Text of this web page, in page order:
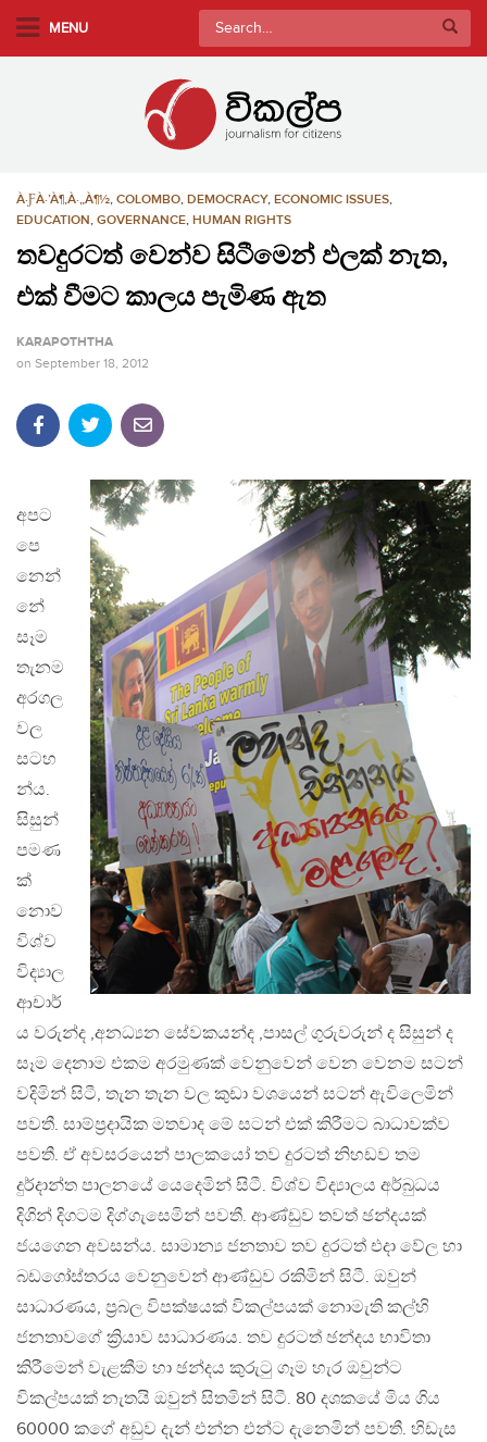
MENU
Search
for:
À·ƑÀ·’À¶‚À·„À¶½, COLOMBO, DEMOCRACY, ECONOMIC ISSUES,
EDUCATION, GOVERNANCE, HUMAN RIGHTS
තවදුරටත් වෙන්ව සිටීමෙන් ඵලක් නැත,
එක් වීමට කාලය පැමිණ ඇත
KARAPOTHTHA
on September 18, 2012
අපට
පෙ
නෙන්
නේ
සෑම
තැනම
අරගල
වල
සටහ
න්ය.
සිසුන්
පමණ
ක්
නොව
විශ්ව
විද්‍යාල
ආචාර්
ය වරුන්ද ,අනධ්‍යන සේවකයන්ද ,පාසල් ගුරුවරුන් ද සිසුන් ද
සෑම දෙනාම එකම අරමුණක් වෙනුවෙන් වෙන වෙනම සටන්
වදිමින් සිටී, තැන තැන වල කුඩා වශයෙන් සටන් ඇවිලෙමින්
පවතී. සාම්ප්‍රදායික මතවාද මේ සටන් එක් කිරීමට බාධාවක්ව
පවතී. ඒ අවසරයෙන් පාලකයෝ තව දුරටත් නිහඩව තම
දුර්දාන්ත පාලනයේ යෙදෙමින් සිටී. විශ්ව විද්‍යාලය අර්බුධය
දිගින් දිගටම දිග්ගැසෙමින් පවතී. ආණ්ඩුව තවත් ඡන්දයක්
ජයගෙන අවසන්ය. සාමාන්‍ය ජනතාව තව දුරටත් එදා වේල හා
බඩගෝස්තරය වෙනුවෙන් ආණ්ඩුව රකිමින් සිටී. ඔවුන්
සාධාරණය, ප්‍රබල විපක්ෂයක් විකල්පයක් නොමැති කල්හි
ජනතාවගේ ක්‍රියාව සාධාරණය. තව දුරටත් ඡන්දය භාවිතා
කිරීමෙන් වැළකීම හා ඡන්දය කුරුටු ගෑම හැර ඔවුන්ට
විකල්පයක් නැතයි ඔවුන් සිතමින් සිටී. 80 දශකයේ මිය ගිය
60000 කගේ අඩුව දැන් එන්න එන්ට දැනෙමින් පවතී. හිඩැස